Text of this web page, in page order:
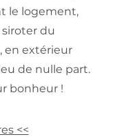
le logement,
siroter du
en extérieur
de nulle part.
bonheur !
<<